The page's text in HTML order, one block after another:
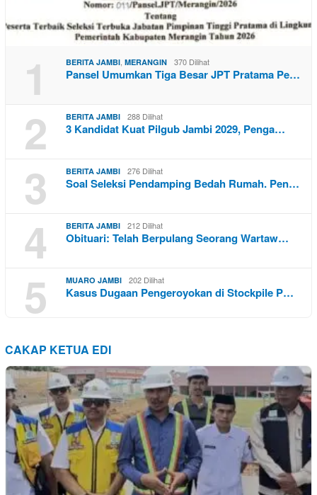
1 BERITA JAMBI, MERANGIN 370 Dilihat
Pansel Umumkan Tiga Besar JPT Pratama Pe…
2 BERITA JAMBI 288 Dilihat
3 Kandidat Kuat Pilgub Jambi 2029, Penga…
3 BERITA JAMBI 276 Dilihat
Soal Seleksi Pendamping Bedah Rumah. Pen…
4 BERITA JAMBI 212 Dilihat
Obituari: Telah Berpulang Seorang Wartaw…
5 MUARO JAMBI 202 Dilihat
Kasus Dugaan Pengeroyokan di Stockpile P…
CAKAP KETUA EDI